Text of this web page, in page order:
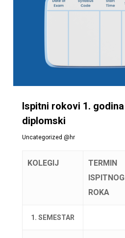
Ispitni rokovi 1. godina
diplomski
Uncategorized @hr
KOLEGIJ
TERMIN
ISPITNOG
ROKA
1. SEMESTAR